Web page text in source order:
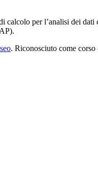
per l’analisi dei
. Riconosciuto come